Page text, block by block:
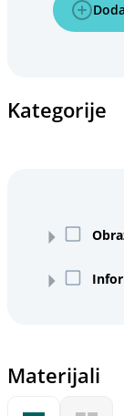
Kategorije
Materijali